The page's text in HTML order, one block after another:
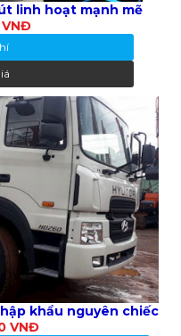
linh hoạt mạnh mẽ
khẩu nguyên chiếc
VNĐ